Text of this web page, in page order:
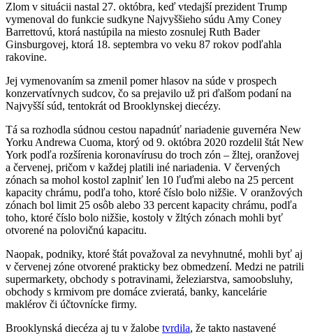
Zlom v situácii nastal 27. októbra, keď vtedajší prezident Trump
vymenoval do funkcie sudkyne Najvyššieho súdu Amy Coney
Barrettovú, ktorá nastúpila na miesto zosnulej Ruth Bader
Ginsburgovej, ktorá 18. septembra vo veku 87 rokov podľahla
rakovine.
Jej vymenovaním sa zmenil pomer hlasov na súde v prospech
konzervatívnych sudcov, čo sa prejavilo už pri ďalšom podaní na
Najvyšší súd, tentokrát od Brooklynskej diecézy.
Tá sa rozhodla súdnou cestou napadnúť nariadenie guvernéra New
Yorku Andrewa Cuoma, ktorý od 9. októbra 2020 rozdelil štát New
York podľa rozšírenia koronavírusu do troch zón – žltej, oranžovej
a červenej, pričom v každej platili iné nariadenia. V červených
zónach sa mohol kostol zaplniť len 10 ľuďmi alebo na 25 percent
kapacity chrámu, podľa toho, ktoré číslo bolo nižšie. V oranžových
zónach bol limit 25 osôb alebo 33 percent kapacity chrámu, podľa
toho, ktoré číslo bolo nižšie, kostoly v žltých zónach mohli byť
otvorené na polovičnú kapacitu.
Naopak, podniky, ktoré štát považoval za nevyhnutné, mohli byť aj
v červenej zóne otvorené prakticky bez obmedzení. Medzi ne patrili
supermarkety, obchody s potravinami, železiarstva, samoobsluhy,
obchody s krmivom pre domáce zvieratá, banky, kancelárie
maklérov či účtovnícke firmy.
Brooklynská diecéza aj tu v žalobe tvrdila, že takto nastavené